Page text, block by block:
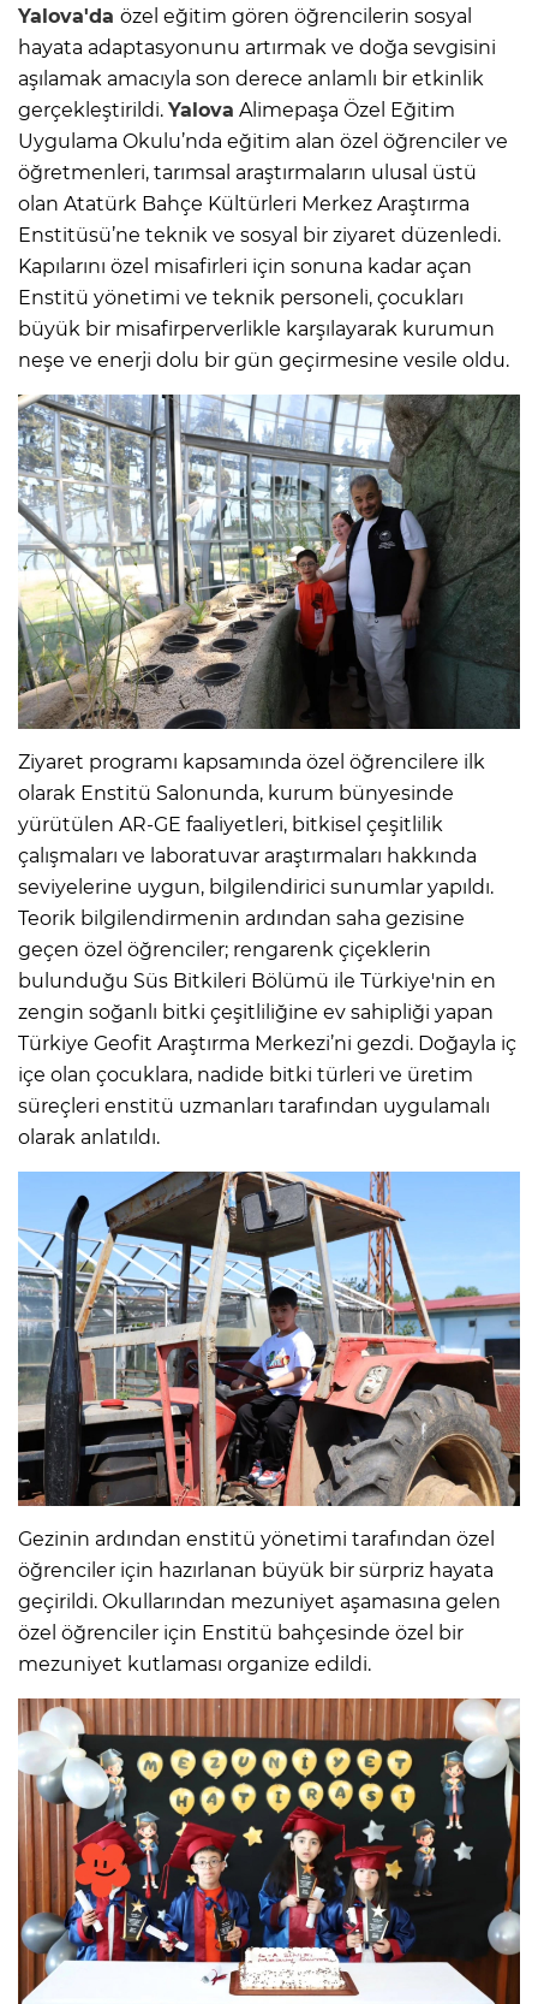
Yalova'da özel eğitim gören öğrencilerin sosyal
hayata adaptasyonunu artırmak ve doğa sevgisini
aşılamak amacıyla son derece anlamlı bir etkinlik
gerçekleştirildi. Yalova Alimepaşa Özel Eğitim
Uygulama Okulu’nda eğitim alan özel öğrenciler ve
öğretmenleri, tarımsal araştırmaların ulusal üstü
olan Atatürk Bahçe Kültürleri Merkez Araştırma
Enstitüsü’ne teknik ve sosyal bir ziyaret düzenledi.
Kapılarını özel misafirleri için sonuna kadar açan
Enstitü yönetimi ve teknik personeli, çocukları
büyük bir misafirperverlikle karşılayarak kurumun
neşe ve enerji dolu bir gün geçirmesine vesile oldu.
Ziyaret programı kapsamında özel öğrencilere ilk
olarak Enstitü Salonunda, kurum bünyesinde
yürütülen AR-GE faaliyetleri, bitkisel çeşitlilik
çalışmaları ve laboratuvar araştırmaları hakkında
seviyelerine uygun, bilgilendirici sunumlar yapıldı.
Teorik bilgilendirmenin ardından saha gezisine
geçen özel öğrenciler; rengarenk çiçeklerin
bulunduğu Süs Bitkileri Bölümü ile Türkiye'nin en
zengin soğanlı bitki çeşitliliğine ev sahipliği yapan
Türkiye Geofit Araştırma Merkezi’ni gezdi. Doğayla iç
içe olan çocuklara, nadide bitki türleri ve üretim
süreçleri enstitü uzmanları tarafından uygulamalı
olarak anlatıldı.
Gezinin ardından enstitü yönetimi tarafından özel
öğrenciler için hazırlanan büyük bir sürpriz hayata
geçirildi. Okullarından mezuniyet aşamasına gelen
özel öğrenciler için Enstitü bahçesinde özel bir
mezuniyet kutlaması organize edildi.